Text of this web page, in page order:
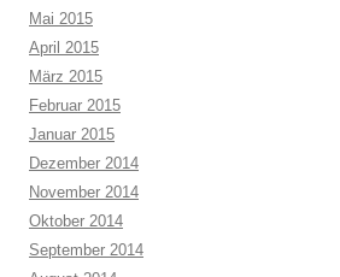
Mai 2015
April 2015
März 2015
Februar 2015
Januar 2015
Dezember 2014
November 2014
Oktober 2014
September 2014